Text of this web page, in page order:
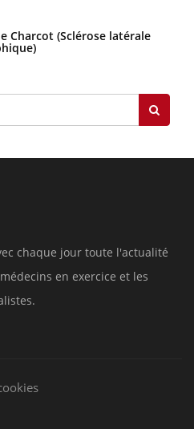
Charcot (Sclérose latérale
chaque jour toute l'actualité
en exercice et les